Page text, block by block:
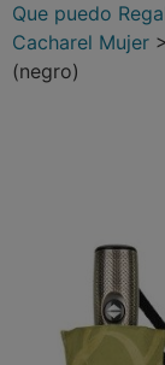
Que puedo
Cacharel Mujer >
(negro)